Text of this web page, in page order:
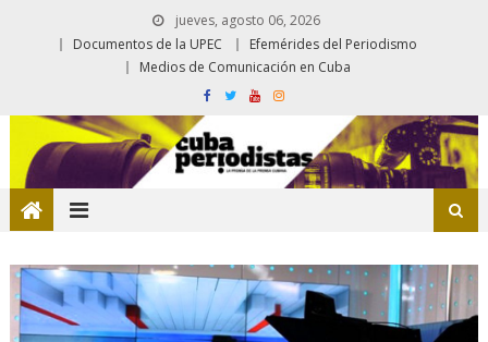
jueves, agosto 06, 2026
Documentos de la UPEC
Efemérides del Periodismo
Medios de Comunicación en Cuba